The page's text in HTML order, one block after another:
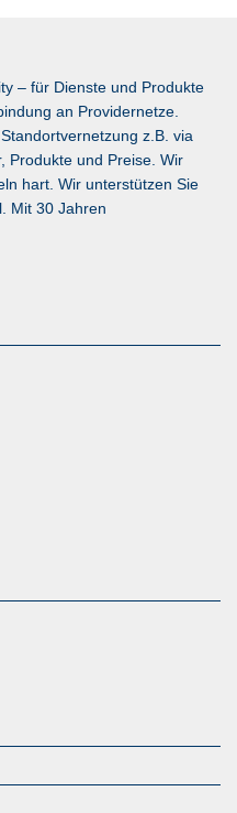
– für Dienste und Produkte
an Providernetze.
z.B. via
Produkte und Preise. Wir
hart. Wir unterstützen Sie
Mit 30 Jahren